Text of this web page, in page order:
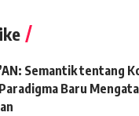
Semantik tentang
Baru